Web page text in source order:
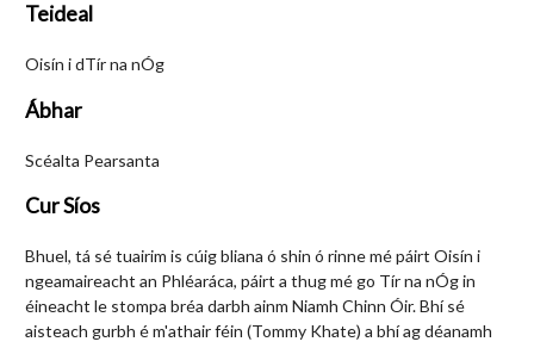
Teideal
Oisín i dTír na nÓg
Ábhar
Scéalta Pearsanta
Cur Síos
Bhuel, tá sé tuairim is cúig bliana ó shin ó rinne mé páirt Oisín i
ngeamaireacht an Phléaráca, páirt a thug mé go Tír na nÓg in
éineacht le stompa bréa darbh ainm Niamh Chinn Óir. Bhí sé
aisteach gurbh é m'athair féin (Tommy Khate) a bhí ag déanamh